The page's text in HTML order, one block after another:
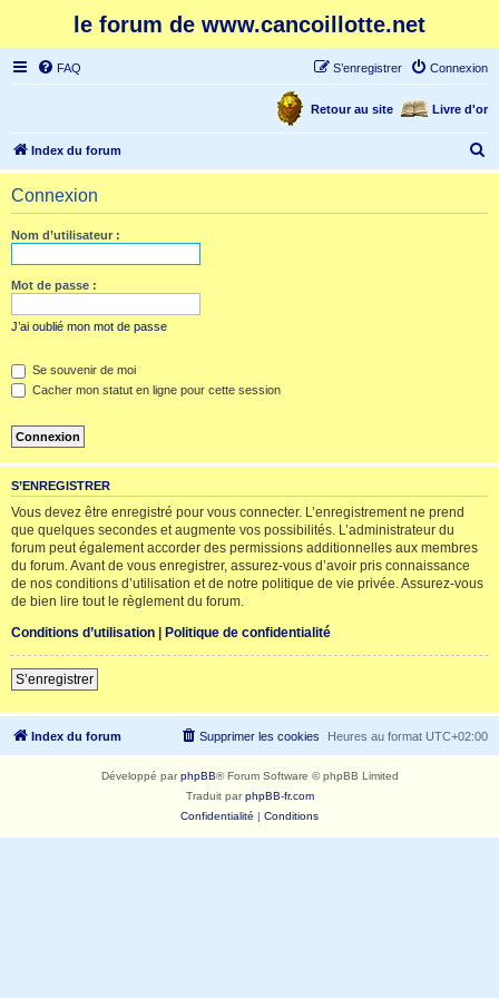
le forum de www.cancoillotte.net
FAQ Connexion
S’enregistrer
Livre d'or
Retour au site
Index du forum
e
Connexion
Nom d’utilisateur :
Mot de passe :
J’ai oublié mon mot de passe
Se souvenir de moi
Cacher mon statut en ligne pour cette session
S’ENREGISTRER
Vous devez être enregistré pour vous connecter. L’enregistrement ne prend
que quelques secondes et augmente vos possibilités. L’administrateur du
forum peut également accorder des permissions additionnelles aux membres
du forum. Avant de vous enregistrer, assurez-vous d’avoir pris connaissance
de nos conditions d’utilisation et de notre politique de vie privée. Assurez-vous
de bien lire tout le règlement du forum.
Conditions d’utilisation | Politique de confidentialité
S’enregistrer
Index du forum Heures au format UTC+02:00
Supprimer les cookies
Développé parphpBB® Forum Software © phpBB Limited
Traduit parphpBB-fr.com
Confidentialité | Conditions